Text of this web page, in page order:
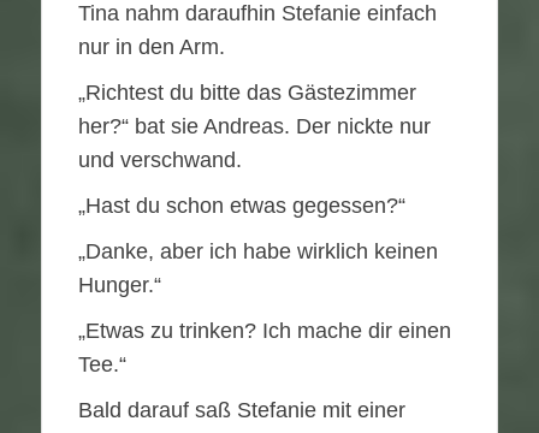
Tina nahm daraufhin Stefanie einfach
nur in den Arm.
„Richtest du bitte das Gästezimmer
her?“ bat sie Andreas. Der nickte nur
und verschwand.
„Hast du schon etwas gegessen?“
„Danke, aber ich habe wirklich keinen
Hunger.“
„Etwas zu trinken? Ich mache dir einen
Tee.“
Bald darauf saß Stefanie mit einer